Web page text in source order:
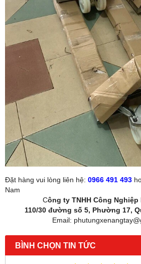
Đặt hàng vui lòng liên hệ: 0966 491 493
Nam
Công ty TNHH Công Nghiệp
110/30 đường số 5, Phường 17,
Email:
BÌNH CHỌN TIN TỨC